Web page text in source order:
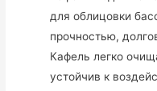
для облицовки
прочностью,
Кафель легко
устойчив к